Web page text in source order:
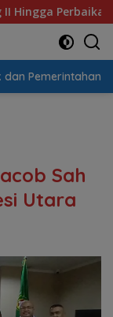
Infrastruktur
dan Pemerintahan
Sah
Utara